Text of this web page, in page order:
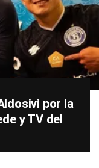
por la
y TV del